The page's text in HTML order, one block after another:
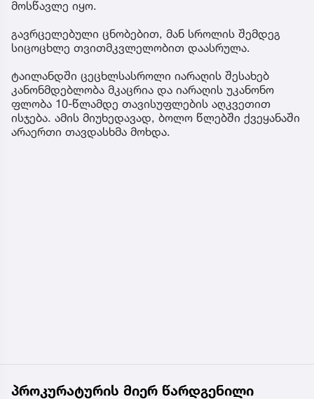
მოსწავლე იყო.
გავრცელებული ცნობებით, მან სროლის შემდეგ
სიცოცხლე თვითმკვლელობით დაასრულა.
ტაილანდში ცეცხლსასროლი იარაღის შესახებ
კანონმდებლობა მკაცრია და იარაღის უკანონო
ფლობა 10-წლამდე თავისუფლების აღკვეთით
ისჯება. ამის მიუხედავად, ბოლო წლებში ქვეყანაში
არაერთი თავდასხმა მოხდა.
პროკურატურის მიერ წარდგენილი